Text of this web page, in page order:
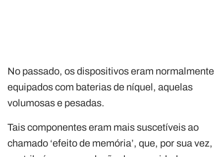
No passado, os dispositivos eram normalmente
equipados com baterias de níquel, aquelas
volumosas e pesadas.
Tais componentes eram mais suscetíveis ao
chamado ‘efeito de memória’, que, por sua vez,